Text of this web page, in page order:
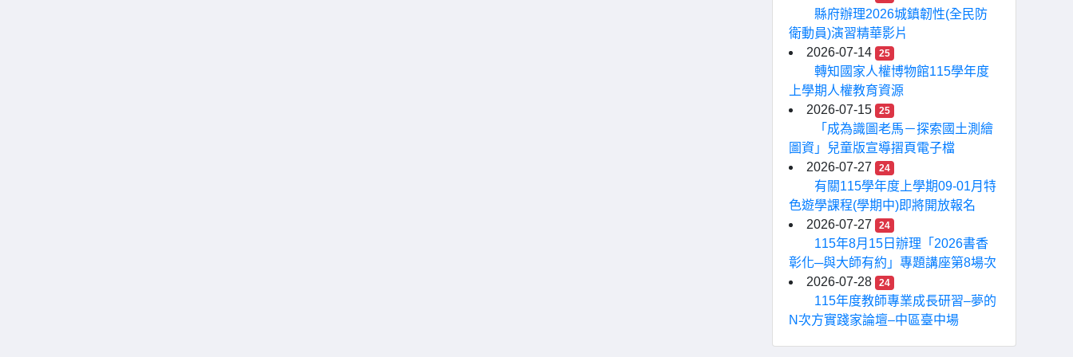
縣府辦理2026城鎮韌性(全民防
衛動員)演習精華影片
2026-07-14
25
轉知國家人權博物館115學年度
上學期人權教育資源
2026-07-15
25
「成為識圖老馬－探索國土測繪
圖資」兒童版宣導摺頁電子檔
2026-07-27
24
有關115學年度上學期09-01月特
色遊學課程(學期中)即將開放報名
2026-07-27
24
115年8月15日辦理「2026書香
彰化─與大師有約」專題講座第8場次
2026-07-28
24
115年度教師專業成長研習–夢的
N次方實踐家論壇–中區臺中場